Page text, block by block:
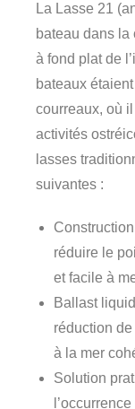
La Lasse 21
bateau dans
à fond plat de
bateaux
courreaux, où
activités
lasses
suivantes :
réduire le
et facile à
Ballast
réduction
à la mer
Solution